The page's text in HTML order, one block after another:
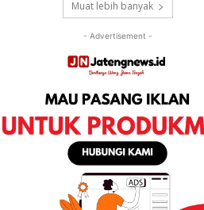
Muat lebih banyak
- Advertisement -